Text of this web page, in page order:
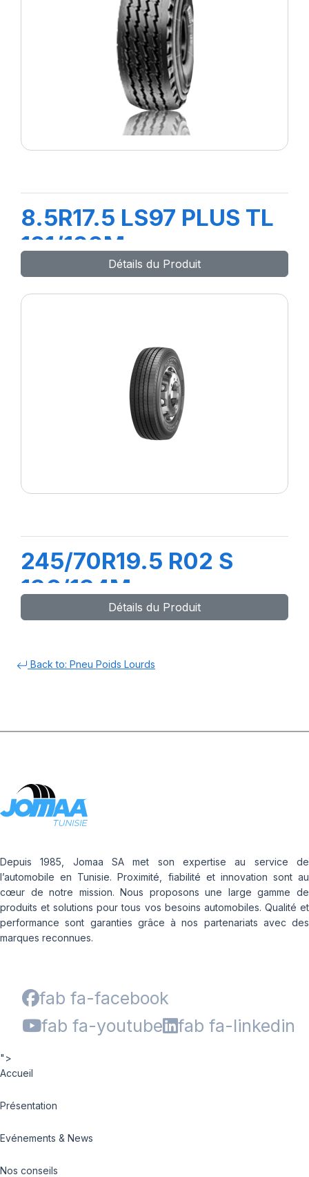
8.5R17.5 LS97 PLUS TL
121/120M
Détails du Produit
245/70R19.5 R02 S
136/134M
Détails du Produit
Back to: Pneu Poids Lourds
Depuis 1985, Jomaa SA met son expertise au service de
l’automobile en Tunisie. Proximité, fiabilité et innovation sont au
cœur de notre mission. Nous proposons une large gamme de
produits et solutions pour tous vos besoins automobiles. Qualité et
performance sont garanties grâce à nos partenariats avec des
marques reconnues.
fab fa-facebook
fab fa-youtube
fab fa-linkedin
">
Accueil
Présentation
Evénements & News
Nos conseils